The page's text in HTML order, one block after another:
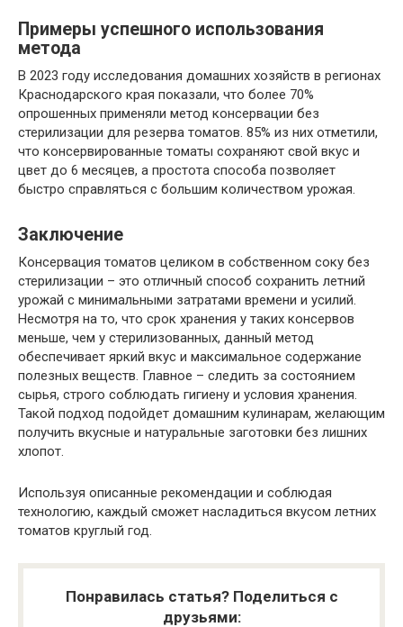
Примеры успешного использования
метода
В 2023 году исследования домашних хозяйств в регионах
Краснодарского края показали, что более 70%
опрошенных применяли метод консервации без
стерилизации для резерва томатов. 85% из них отметили,
что консервированные томаты сохраняют свой вкус и
цвет до 6 месяцев, а простота способа позволяет
быстро справляться с большим количеством урожая.
Заключение
Консервация томатов целиком в собственном соку без
стерилизации – это отличный способ сохранить летний
урожай с минимальными затратами времени и усилий.
Несмотря на то, что срок хранения у таких консервов
меньше, чем у стерилизованных, данный метод
обеспечивает яркий вкус и максимальное содержание
полезных веществ. Главное – следить за состоянием
сырья, строго соблюдать гигиену и условия хранения.
Такой подход подойдет домашним кулинарам, желающим
получить вкусные и натуральные заготовки без лишних
хлопот.
Используя описанные рекомендации и соблюдая
технологию, каждый сможет насладиться вкусом летних
томатов круглый год.
Понравилась статья? Поделиться с
друзьями: